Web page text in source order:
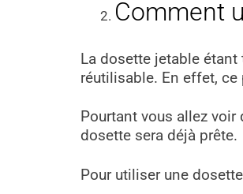
Comment
La dosette jetable
réutilisable. En effet,
Pourtant vous allez
dosette sera déjà prête.
Pour utiliser une